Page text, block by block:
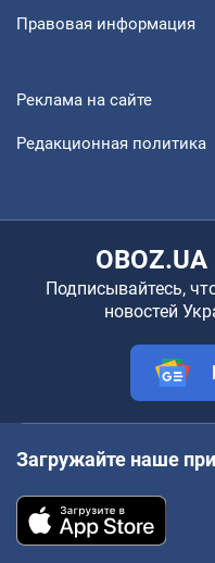
Правовая информация
Реклама на сайте
Редакционная политика
Подписывайтесь,
новостей
Загружайте наше